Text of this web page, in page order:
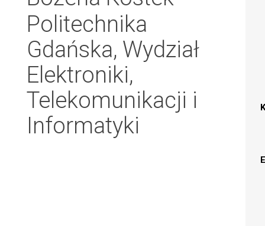
Politechnika
Gdańska, Wydział
Elektroniki,
Telekomunikacji i
Informatyki